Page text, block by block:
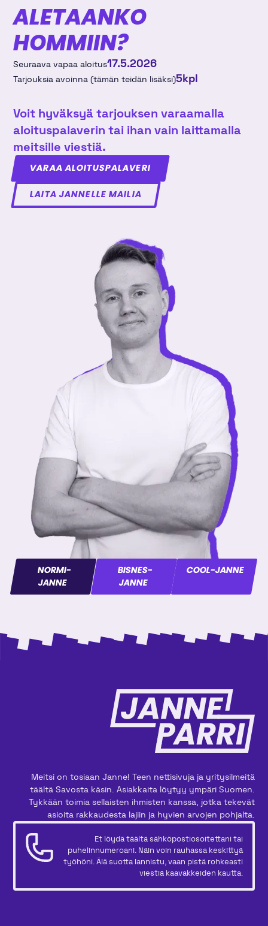
ALETAANKO
HOMMIIN?
Seuraava vapaa aloitus17.5.2026
Tarjouksia avoinna (tämän teidän lisäksi)5kpl
Voit hyväksyä tarjouksen varaamalla
aloituspalaverin tai ihan vain laittamalla
meitsille viestiä.
VARAA ALOITUSPALAVERI
LAITA JANNELLE MAILIA
NORMI-
JANNE
BISNES-
JANNE
COOL-JANNE
Meitsi on tosiaan Janne! Teen nettisivuja ja yritysilmeitä
täältä Savosta käsin. Asiakkaita löytyy ympäri Suomen.
Tykkään toimia sellaisten ihmisten kanssa, jotka tekevät
asioita rakkaudesta lajiin ja hyvien arvojen pohjalta.
Et löydä täältä sähköpostiosoitettani tai
puhelinnumeroani. Näin voin rauhassa keskittyä
työhöni. Älä suotta lannistu, vaan pistä rohkeasti
viestiä kaavakkeiden kautta.